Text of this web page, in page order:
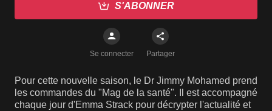
S'ABONNER
Se connecter Partager
Pour cette nouvelle saison, le Dr Jimmy Mohamed prend
les commandes du "Mag de la santé". Il est accompagné
chaque jour d'Emma Strack pour décrypter l'actualité et